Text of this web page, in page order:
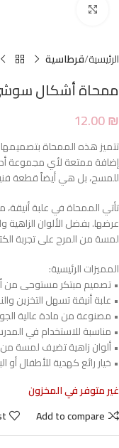
الرئيسية قرطاسية
ممحاة أشكال
12.00₪
تتميز هذه الممحاة
إضافة ممتعة لأي مجموعة
للمسح، بل هي أيضاً قطعة
تأتي الممحاة في علبة
عرضها. بفضل الألوان
لمسة من المرح على تجربة
المميزات الرئيسية:
• تصميم مبتكر مستوحى
• علبة أنيقة تسهل التخزين
• مصنوعة من مادة عالية
• مناسبة للاستخدام في
• ألوان زاهية تضيف لمسة من
• خيار رائع كهدية للأطفال أو
غير متوفر في المخزون
Add to compare